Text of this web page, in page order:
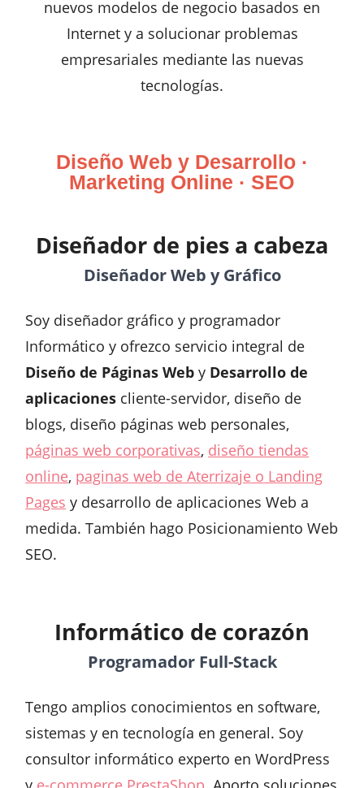
nuevos modelos de negocio basados en
Internet y a solucionar problemas
empresariales mediante las nuevas
tecnologías.
Diseño Web y Desarrollo ·
Marketing Online · SEO
Diseñador de pies a cabeza
Diseñador Web y Gráfico
Soy diseñador gráfico y programador
Informático y ofrezco servicio integral de
Diseño de Páginas Web y Desarrollo de
aplicaciones cliente-servidor, diseño de
blogs, diseño páginas web personales,
páginas web corporativas, diseño tiendas
online, paginas web de Aterrizaje o Landing
Pages y desarrollo de aplicaciones Web a
medida. También hago Posicionamiento Web
SEO.
Informático de corazón
Programador Full-Stack
Tengo amplios conocimientos en software,
sistemas y en tecnología en general. Soy
consultor informático experto en WordPress